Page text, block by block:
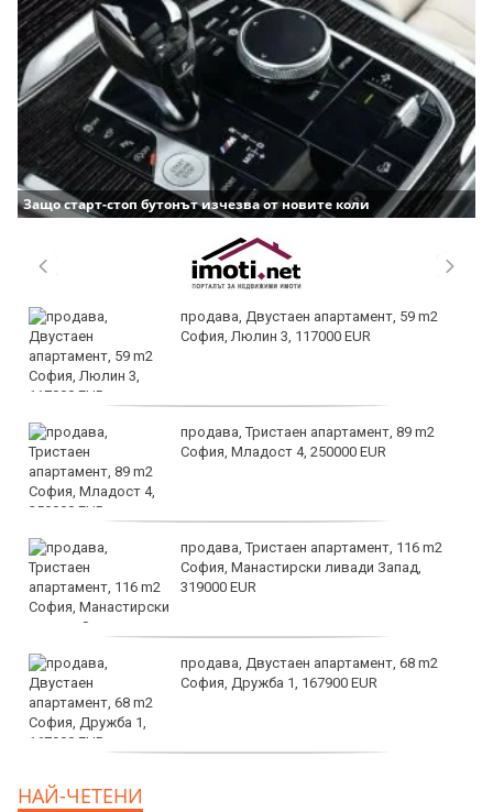
Защо старт-стоп бутонът изчезва от новите коли
продава, Двустаен апартамент, 59 m2
София, Люлин 3, 117000 EUR
продава, Тристаен апартамент, 89 m2
София, Младост 4, 250000 EUR
продава, Тристаен апартамент, 116 m2
София, Манастирски ливади Запад,
319000 EUR
продава, Двустаен апартамент, 68 m2
София, Дружба 1, 167900 EUR
НАЙ-ЧЕТЕНИ